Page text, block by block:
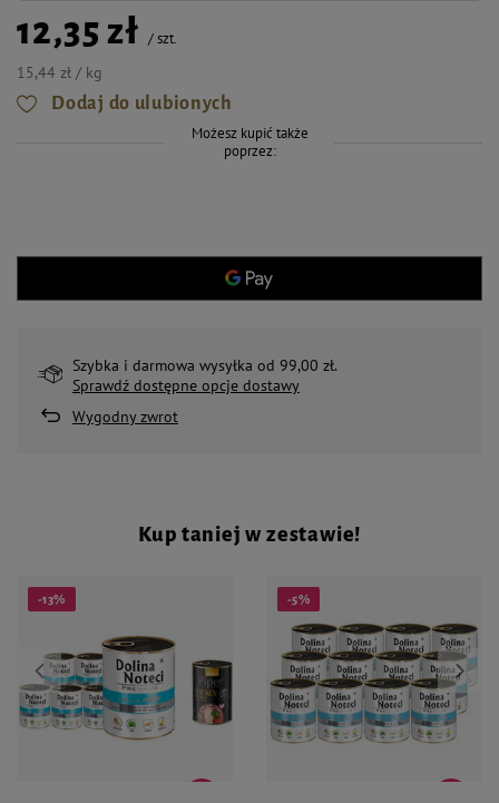
12,35 zł /szt.
15,44 zł / kg
Dodaj do ulubionych
Możesz kupić także
poprzez:
Szybka i darmowa wysyłka od 99,00 zł.
Sprawdź dostępne opcje dostawy
Wygodny zwrot
Kup taniej w zestawie!
-13% -5%